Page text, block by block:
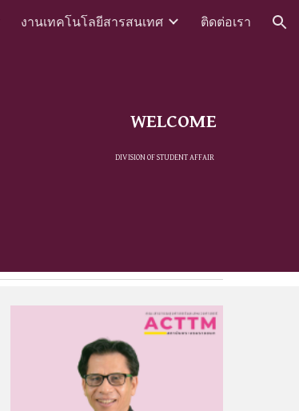
งานเทคโนโลยีสารสนเทศ ติดต่อเรา
WELCOME
DIVISION OF STUDENT AFFAIR